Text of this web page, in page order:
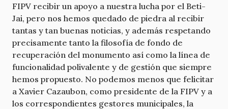
FIPV recibir un apoyo a nuestra lucha por el Beti-
Jai, pero nos hemos quedado de piedra al recibir
tantas y tan buenas noticias, y además respetando
precisamente tanto la filosofía de fondo de
recuperación del monumento así como la línea de
funcionalidad polivalente y de gestión que siempre
hemos propuesto. No podemos menos que felicitar
a Xavier Cazaubon, como presidente de la FIPV y a
los correspondientes gestores municipales, la